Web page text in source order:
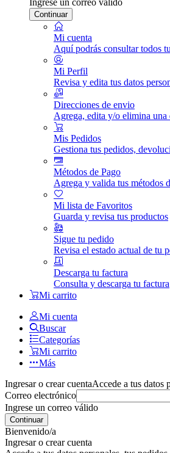
Continuar
Mi cuenta
Aquí podrás consultar todos
Mi Perfil
Revisa y edita tus datos
Direcciones de envio
Agrega, edita y/o elimina una
Mis Pedidos
Gestiona tus pedidos,
Métodos de Pago
Agrega y valida tus métodos
Mi lista de Favoritos
Guarda y revisa tus productos
Sigue tu pedido
Revisa el estado actual de tu
Descarga tu factura
Consulta y descarga tu factura
Mi carrito
Mi cuenta
Buscar
Categorías
Mi carrito
Más
Ingresar o crear cuentaAccede a tus datos
Correo electrónico
Ingrese un correo válido
Continuar
Bienvenido/a
Ingresar o crear cuenta